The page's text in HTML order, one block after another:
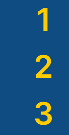
1
2
3